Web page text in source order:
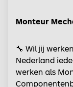
Monteur
🔧 Wil jij
Nederland
werken als